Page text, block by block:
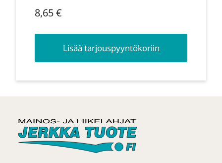
8,65€
Lisää tarjouspyyntökoriin